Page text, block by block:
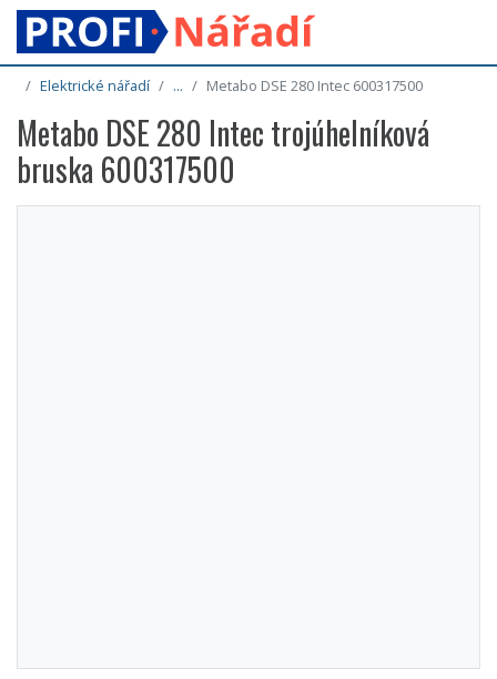
Elektrické nářadí ... Metabo DSE 280 Intec 600317500
Metabo DSE 280 Intec trojúhelníková
bruska 600317500